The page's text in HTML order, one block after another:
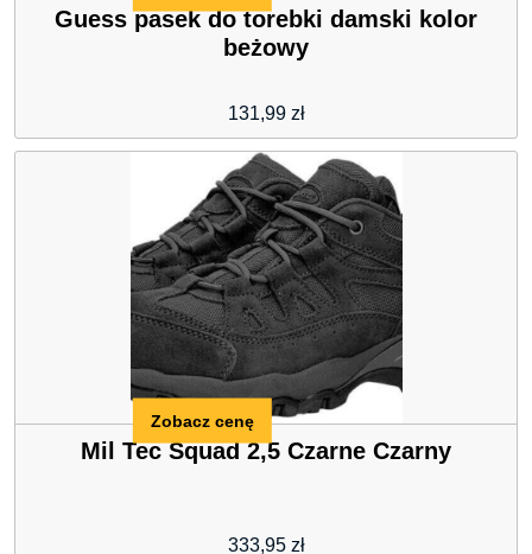
Guess pasek do torebki damski kolor
beżowy
131,99 zł
Mil Tec Squad 2,5 Czarne Czarny
333,95 zł
Zobacz cenę